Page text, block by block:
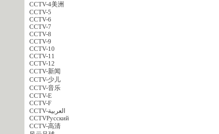
CCTV-4美洲
CCTV-5
CCTV-6
CCTV-7
CCTV-8
CCTV-9
CCTV-10
CCTV-11
CCTV-12
CCTV-新闻
CCTV-少儿
CCTV-音乐
CCTV-E
CCTV-F
CCTV-العربية
CCTVPусский
CCTV-高清